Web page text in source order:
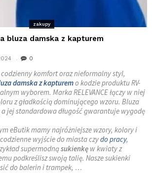
zakupy
bluza damska z kapturem
0
komfort oraz nieformalny styl,
damska z kapturemo kodzie produktu RV-
wyborem. Marka RELEVANCE łączy w niej
z gładkością dominującego wzoru. Bluza
jej standardowa długość gwarantuje wygodę
eButik mamy najróżniejsze wzory, kolory i
wyjście do miasta czydo pracy,
supermodnąsukienkę w kwiaty z
podkreślisz swoją talię. Nasze sukienki
do balerin i trampek, …